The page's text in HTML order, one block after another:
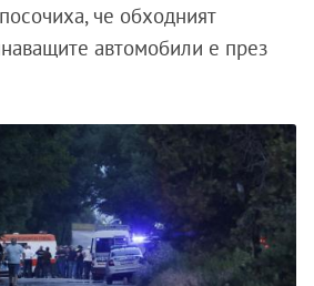
че обходният
автомобили е през